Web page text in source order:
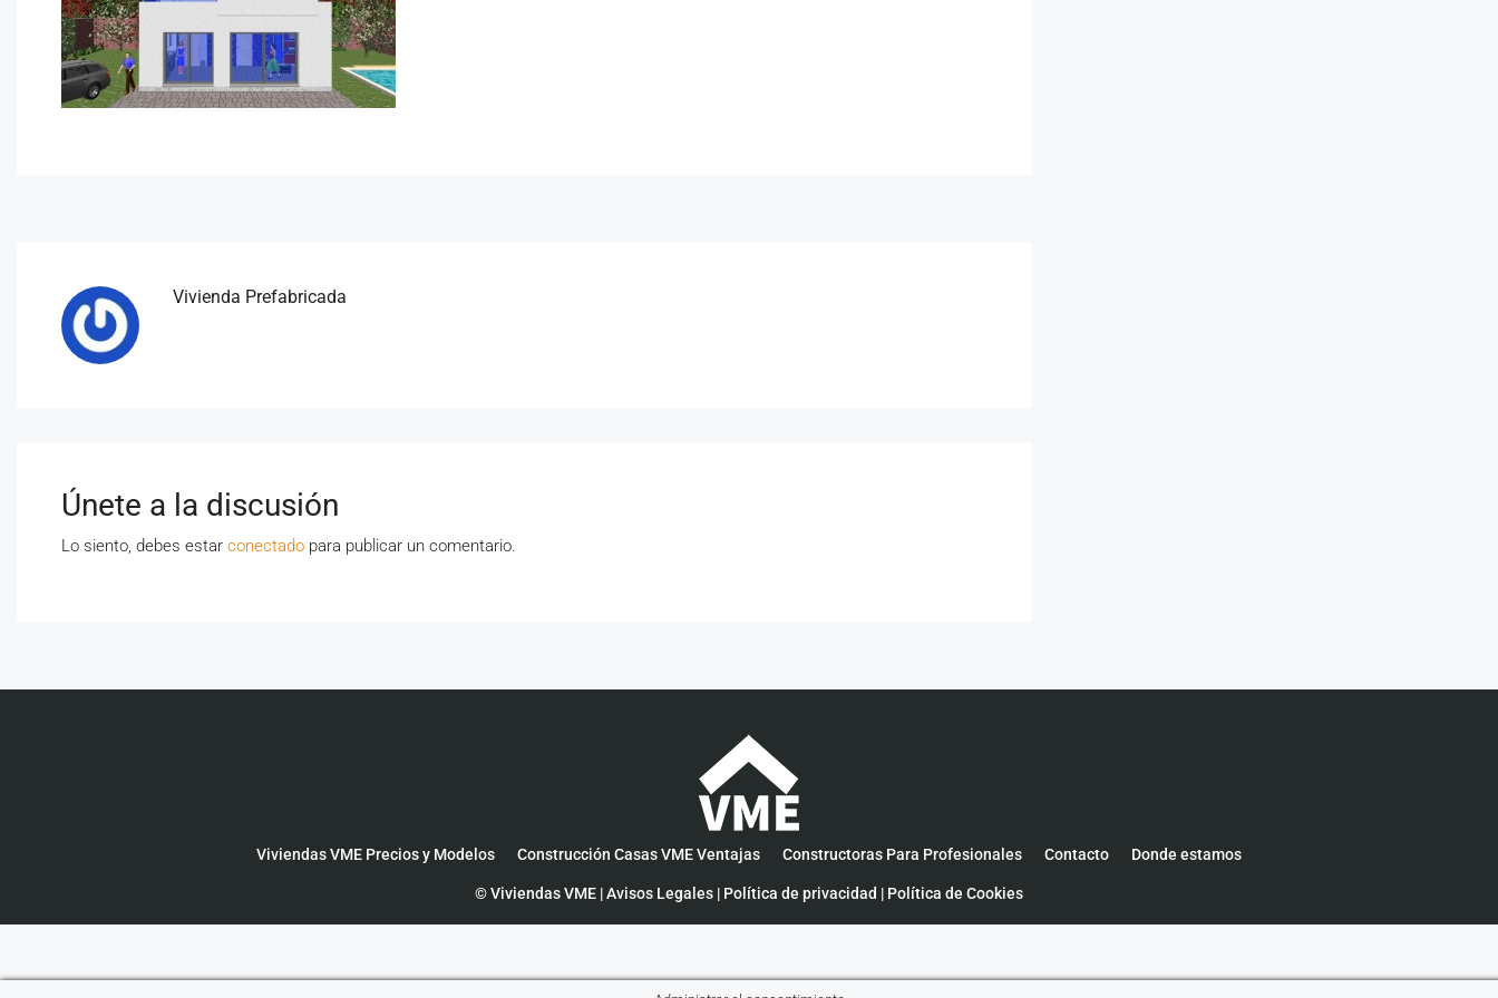
Vivienda Prefabricada
Únete a la discusión
Lo siento, debes estar conectado para publicar un comentario.
Viviendas VME Precios y Modelos Construcción Casas VME Ventajas Constructoras Para Profesionales Contacto Donde estamos
© Viviendas VME |Avisos Legales | Política de privacidad | Política de Cookies